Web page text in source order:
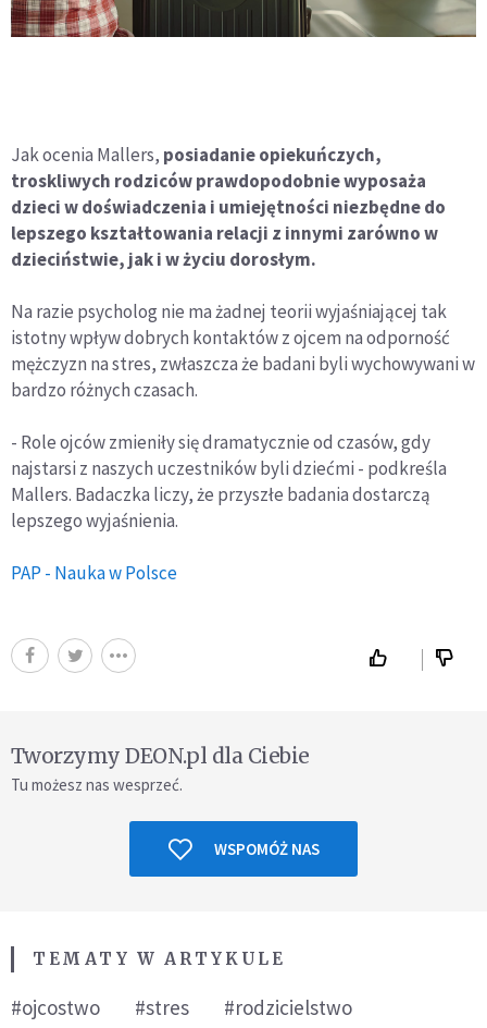
Jak ocenia Mallers, posiadanie opiekuńczych,
troskliwych rodziców prawdopodobnie wyposaża
dzieci w doświadczenia i umiejętności niezbędne do
lepszego kształtowania relacji z innymi zarówno w
dzieciństwie, jak i w życiu dorosłym.
Na razie psycholog nie ma żadnej teorii wyjaśniającej tak
istotny wpływ dobrych kontaktów z ojcem na odporność
mężczyzn na stres, zwłaszcza że badani byli wychowywani w
bardzo różnych czasach.
- Role ojców zmieniły się dramatycznie od czasów, gdy
najstarsi z naszych uczestników byli dziećmi - podkreśla
Mallers. Badaczka liczy, że przyszłe badania dostarczą
lepszego wyjaśnienia.
PAP - Nauka w Polsce
Tworzymy DEON.pl dla Ciebie
Tu możesz nas wesprzeć.
WSPOMÓŻ NAS
TEMATY W ARTYKULE
#ojcostwo #stres
#rodzicielstwo